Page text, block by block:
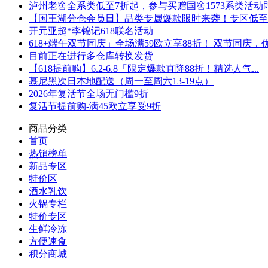
泸州老窖全系类低至7折起，参与买赠国窖1573系类活动
【国王湖分仓会员日】品类专属爆款限时来袭！专区低
开元亚超*李锦记618联名活动
618+端午双节同庆」全场满59欧立享88折！ 双节同庆，
目前正在进行多仓库转换发货
【618提前购】6.2-6.8「限定爆款直降88折！精选人气...
慕尼黑次日本地配送（周一至周六13-19点）
2026年复活节全场无门槛9折
复活节提前购-满45欧立享受9折
商品分类
首页
热销榜单
新品专区
特价区
酒水乳饮
火锅专栏
特价专区
生鲜冷冻
方便速食
积分商城